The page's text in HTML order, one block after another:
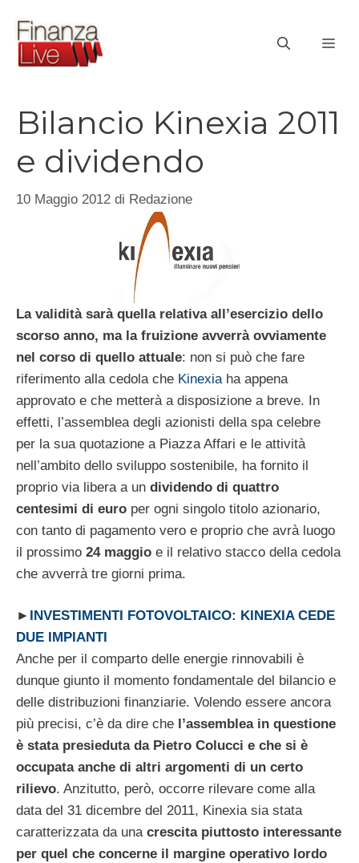
contenuto
Bilancio Kinexia 2011
e dividendo
10 Maggio 2012 di Redazione
La validità sarà quella relativa all’esercizio dello
scorso anno, ma la fruizione avverrà ovviamente
nel corso di quello attuale: non si può che fare
riferimento alla cedola che Kinexiaha appena
approvato e che metterà a disposizione a breve. In
effetti, l’assemblea degli azionisti della spa celebre
per la sua quotazione a Piazza Affari e le attività
nell’ambito dello sviluppo sostenibile, ha fornito il
proprio via libera a un dividendo di quattro
centesimi di euro per ogni singolo titolo azionario,
con tanto di pagamento vero e proprio che avrà luogo
il prossimo 24 maggio e il relativo stacco della cedola
che avverrà tre giorni prima.
►
INVESTIMENTI FOTOVOLTAICO: KINEXIA CEDE
DUE IMPIANTI
Anche per il comparto delle energie rinnovabili è
dunque giunto il momento fondamentale del bilancio e
delle distribuzioni finanziarie. Volendo essere ancora
più precisi, c’è da dire che l’assemblea in questione
è stata presieduta da Pietro Colucci e che si è
occupata anche di altri argomenti di un certo
rilievo. Anzitutto, però, occorre rilevare come alla
data del 31 dicembre del 2011, Kinexia sia stata
caratterizzata da una crescita piuttosto interessante
per quel che concerne il margine operativo lordo